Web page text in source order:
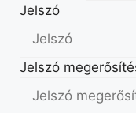
Jelszó
Jelszó